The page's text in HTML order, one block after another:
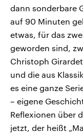
dann sonderbare
auf 90 Minuten
etwas, für das
geworden sind,
Christoph
und die aus
es eine ganze
– eigene
Reflexionen über
jetzt, der heißt